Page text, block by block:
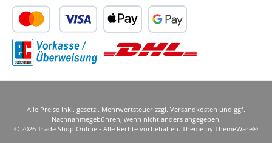
PayPal Amazon Pay
Kredit- oder Debitkarte
SEPA Lastschrift
Alle Preise inkl. gesetzl. Mehrwertsteuer zzgl. Versandkosten und ggf.
Nachnahmegebühren, wenn nicht anders angegeben.
© 2026 Trade Shop Online - Alle Rechte vorbehalten. Theme by ThemeWare®